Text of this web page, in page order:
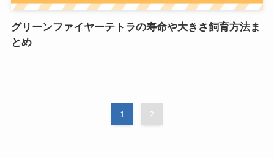
グリーンファイヤーテトラの寿命や大きさ飼育方法ま
とめ
1 2